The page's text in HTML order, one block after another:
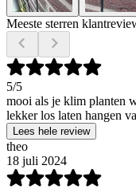
Meeste sterren
5/5
mooi als je klim planten
lekker los laten hangen
Lees hele review
theo
18 juli 2024